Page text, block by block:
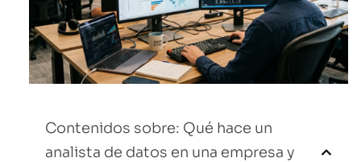
Contenidos sobre: Qué hace un
analista de datos en una empresa y